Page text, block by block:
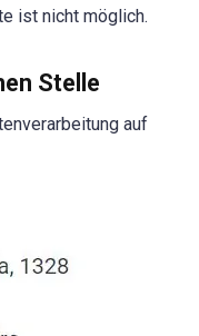
ist nicht möglich.
Stelle
auf